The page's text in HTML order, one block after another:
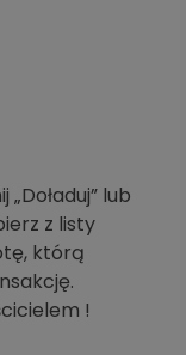
lub
z listy
którą
!